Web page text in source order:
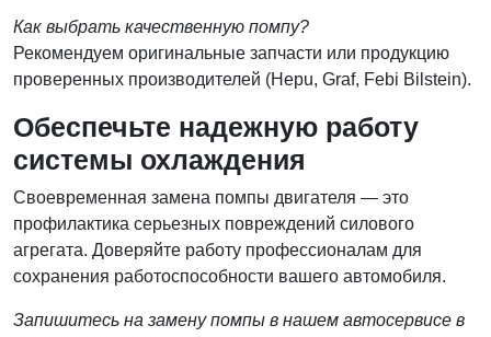
Как выбрать качественную помпу?
Рекомендуем оригинальные запчасти или продукцию
проверенных производителей (Hepu, Graf, Febi Bilstein).
Обеспечьте надежную работу
системы охлаждения
Своевременная замена помпы двигателя — это
профилактика серьезных повреждений силового
агрегата. Доверяйте работу профессионалам для
сохранения работоспособности вашего автомобиля.
Запишитесь на замену помпы в нашем автосервисе в